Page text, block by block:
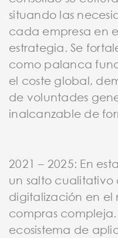
situando las
cada empresa en
estrategia. Se
como palanca
el coste global,
de voluntades
inalcanzable de
2021 – 2025: En
un salto cualitativo
digitalización en el
compras
ecosistema de